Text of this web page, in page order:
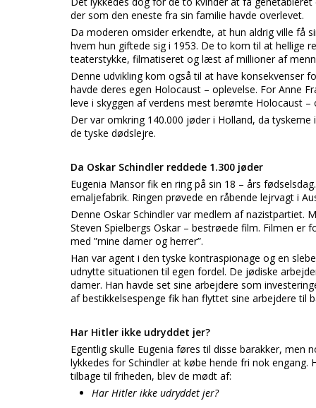
der som den eneste fra sin familie havde overlevet.
Da moderen omsider erkendte, at hun aldrig ville få
hvem hun giftede sig i 1953. De to kom til at hellige
teaterstykke, filmatiseret og læst af millioner af
Denne udvikling kom også til at have konsekvenser
havde deres egen Holocaust – oplevelse. For Anne
leve i skyggen af verdens mest berømte Holocaust
Der var omkring 140.000 jøder i Holland, da
de tyske dødslejre.
Da Oskar Schindler reddede 1.300 jøder
Eugenia Mansor fik en ring på sin 18 – års
emaljefabrik. Ringen prøvede en råbende lejrvagt i
Denne Oskar Schindler var medlem af nazistpartiet.
Steven Spielbergs Oskar – bestrøede film. Filmen
med ”mine damer og herrer”.
Han var agent i den tyske kontraspionage og en
udnytte situationen til egen fordel. De jødiske
damer. Han havde set sine arbejdere som
af bestikkelsespenge fik han flyttet sine arbejdere til
Har Hitler ikke udryddet jer?
Egentlig skulle Eugenia føres til disse barakker, men
lykkedes for Schindler at købe hende fri nok engang.
tilbage til friheden, blev de mødt af:
Har Hitler ikke udryddet jer?